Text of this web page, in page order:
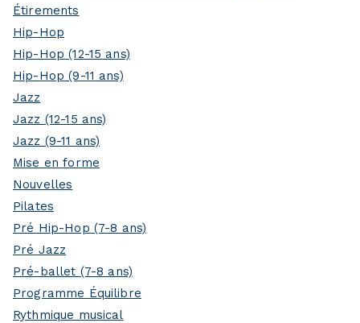
Étirements
Hip-Hop
Hip-Hop (12-15 ans)
Hip-Hop (9-11 ans)
Jazz
Jazz (12-15 ans)
Jazz (9-11 ans)
Mise en forme
Nouvelles
Pilates
Pré Hip-Hop (7-8 ans)
Pré Jazz
Pré-ballet (7-8 ans)
Programme Équilibre
Rythmique musical